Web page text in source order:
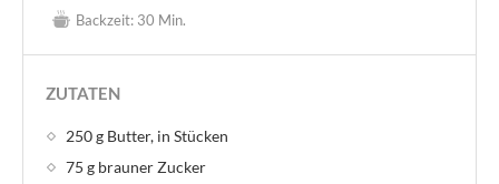
Backzeit: 30 Min.
ZUTATEN
250 g Butter, in Stücken
75 g brauner Zucker